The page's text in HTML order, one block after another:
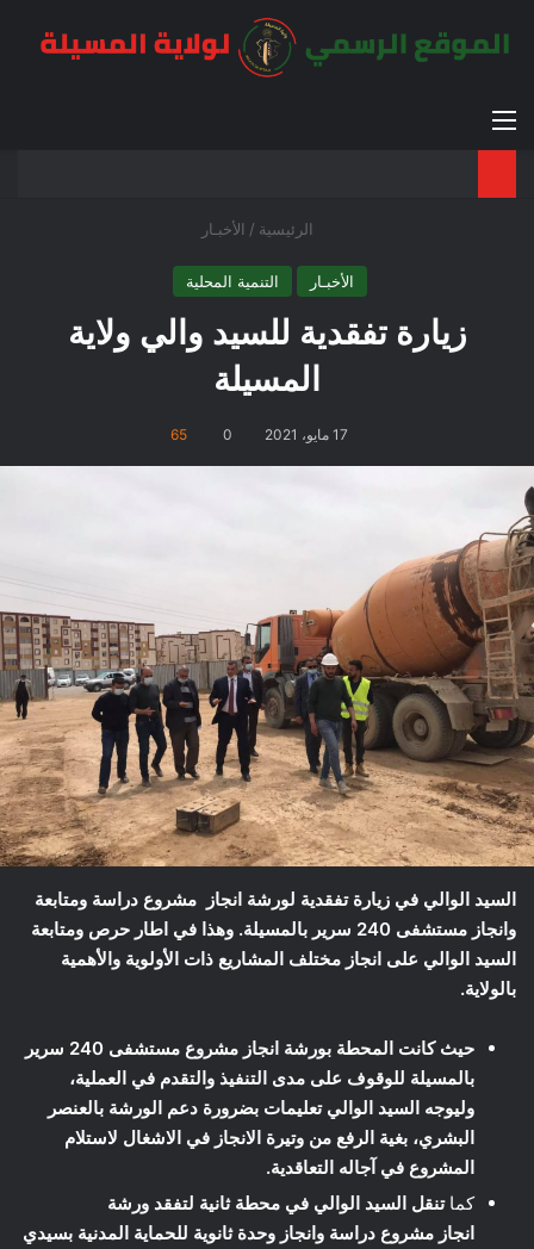
القائمة
الرئيسية / الأخبـار
الأخبـار التنمية المحلية
زيارة تفقدية للسيد والي ولاية
المسيلة
17 مايو، 2021 0
65
السيد الوالي في زيارة تفقدية لورشة انجاز مشروع دراسة ومتابعة
وانجاز مستشفى 240 سرير بالمسيلة. وهذا في اطار حرص ومتابعة
السيد الوالي على انجاز مختلف المشاريع ذات الأولوية والأهمية
بالولاية.
حيث كانت المحطة بورشة انجاز مشروع مستشفى 240 سرير
بالمسيلة للوقوف على مدى التنفيذ والتقدم في العملية،
وليوجه السيد الوالي تعليمات بضرورة دعم الورشة بالعنصر
البشري، بغية الرفع من وتيرة الانجاز في الاشغال لاستلام
المشروع في آجاله التعاقدية.
كماتنقل السيد الوالي في محطة ثانية لتفقد ورشة
انجاز مشروع دراسة وانجاز وحدة ثانوية للحماية المدنية بسيدي